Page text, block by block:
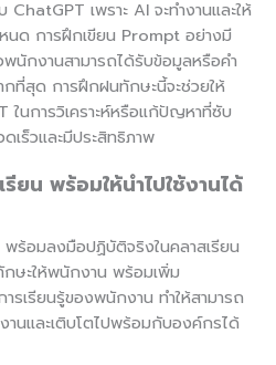
เพราะ AI จะทำงานและให้
นด การฝึกเขียน Prompt อย่างมี
พนักงานสามารถได้รับข้อมูลหรือคำ
ที่สุด การฝึกฝนทักษะนี้จะช่วยให้
ในการวิเคราะห์หรือแก้ปัญหาที่ซับ
เร็วและมีประสิทธิภาพ
ยน พร้อมให้นำไปใช้งานได้
พร้อมลงมือปฏิบัติจริงในคลาสเรียน
กษะให้พนักงาน พร้อมเพิ่ม
รเรียนรู้ของพนักงาน ทำให้สามารถ
นและเติบโตไปพร้อมกับองค์กรได้